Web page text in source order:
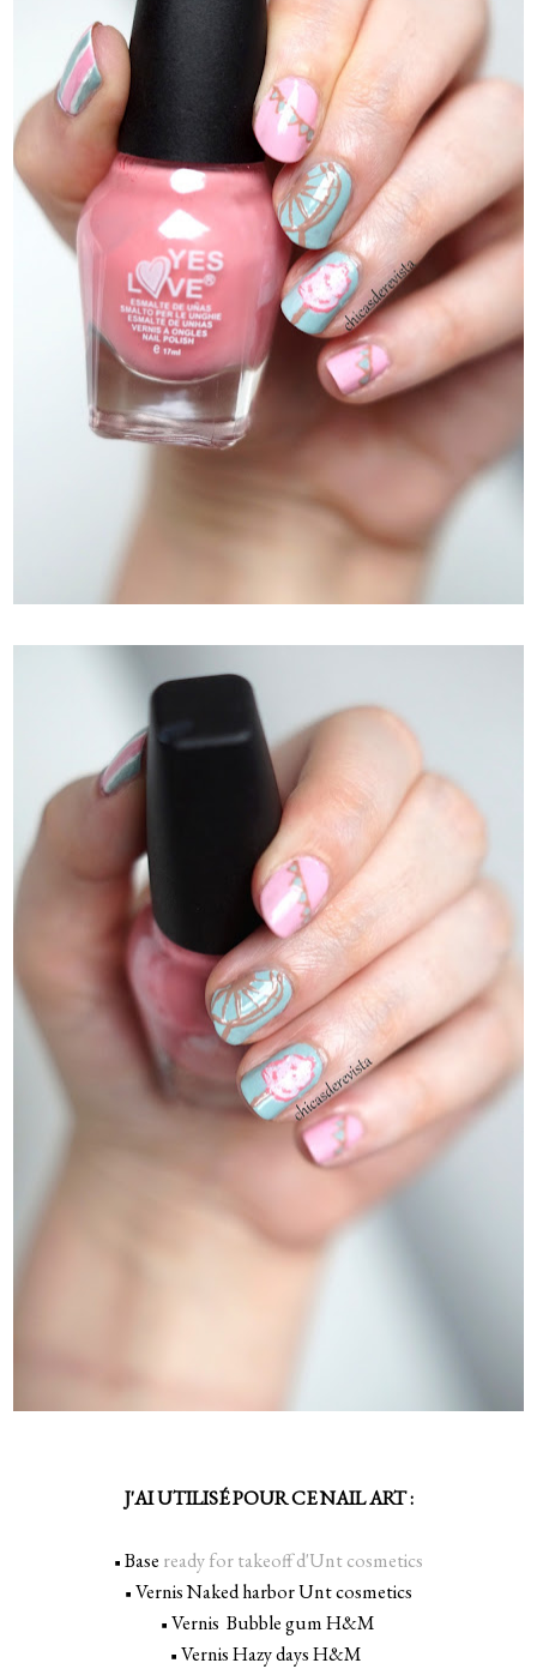
J'AI UTILISÉ POUR CE NAIL ART :
◾ Base ready for takeoff d'Unt cosmetics
◾ Vernis Naked harbor Unt cosmetics
◾ Vernis Bubble gum H&M
◾ Vernis Hazy days H&M